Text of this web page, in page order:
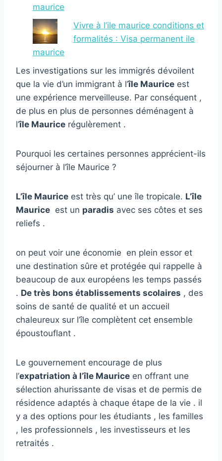
maurice
Vivre à l’ile maurice conditions et
formalités : Visa permanent ile
maurice
Les investigations sur les immigrés dévoilent
que la vie d’un immigrant à l’île Maurice est
une expérience merveilleuse. Par conséquent ,
de plus en plus de personnes déménagent à
l’île Maurice régulèrement .
Pourquoi les certaines personnes apprécient-ils
séjourner à l’île Maurice ?
L’île Maurice est très qu’ une île tropicale. L’île
Maurice est un paradis avec ses côtes et ses
reliefs .
on peut voir une économie en plein essor et
une destination sûre et protégée qui rappelle à
beaucoup de aux européens les temps passés
. De très bons établissements scolaires , des
soins de santé de qualité et un accueil
chaleureux sur l’île complètent cet ensemble
époustouflant .
Le gouvernement encourage de plus
l’expatriation à l’île Maurice en offrant une
sélection ahurissante de visas et de permis de
résidence adaptés à chaque étape de la vie . il
y a des options pour les étudiants , les familles
, les professionnels , les investisseurs et les
retraités .